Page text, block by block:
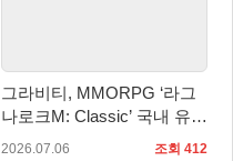
그라비티, MMORPG ‘라그
나로크M: Classic’ 국내 유저
간담회 ‘Fun & Fan Day’ 개
2026.07.06 조회 412